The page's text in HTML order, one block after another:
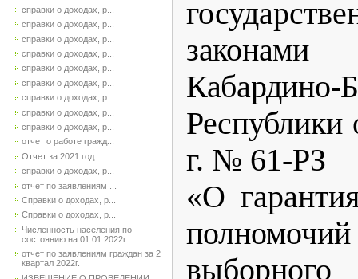
справки о доходах, р...
справки о доходах, р...
справки о доходах, р...
справки о доходах, р...
справки о доходах, р...
справки о доходах, р...
справки о доходах, р...
справки о доходах, р...
справки о доходах, р...
отчет о работе гражд...
Отчет за 2021 год
справки о доходах, р...
отчет по заявлениям ...
Справки о доходах, р...
Справки о доходах, р...
Численность населения по
состоянию на 01.01.2022г.
отчет по заявлениям граждан за 2
квартал 2022г.
законами
Кабардино-
Республики
г. № 61-РЗ
«О
выборного